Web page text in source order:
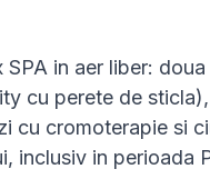
in aer liber:
cu perete de
cu cromoterapie si
inclusiv in perioada